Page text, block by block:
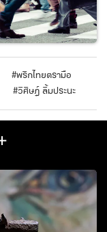
#พริกไทยตรามือ
#วิศิษฎ์ ลิ้มประนะ